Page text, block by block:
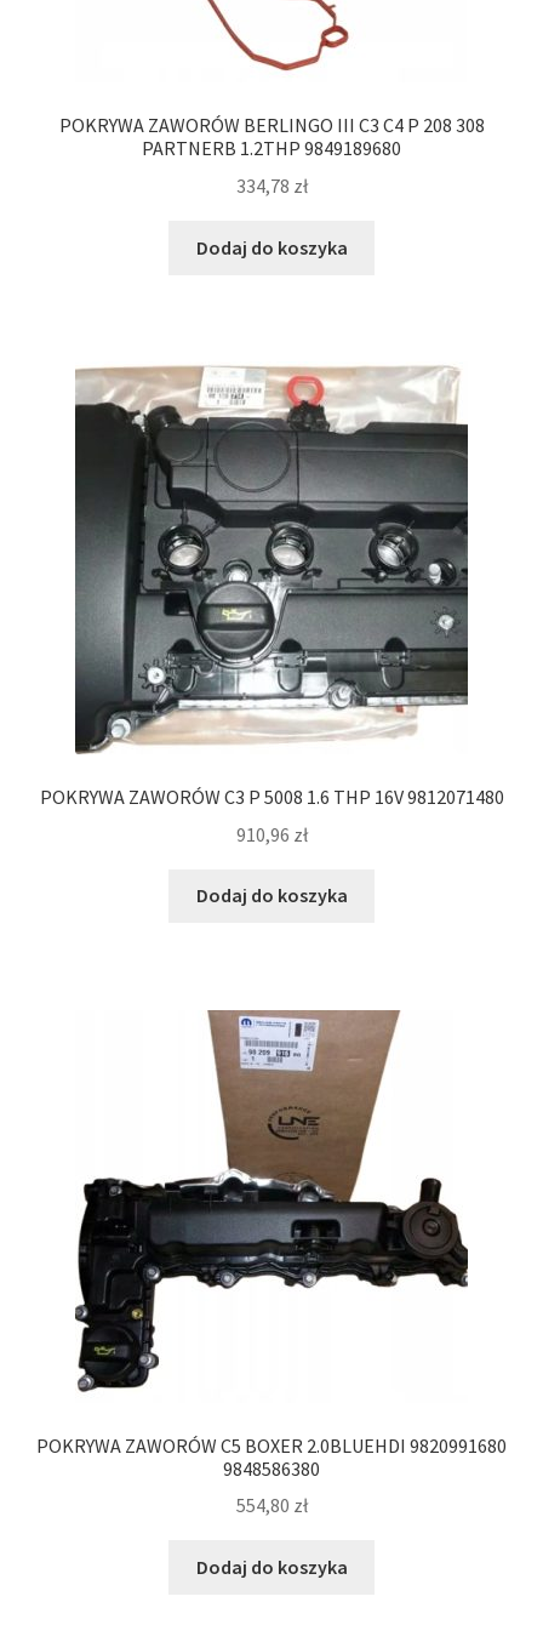
POKRYWA ZAWORÓW BERLINGO III C3 C4 P 208 308
PARTNERB 1.2THP 9849189680
334,78 zł
Dodaj do koszyka
POKRYWA ZAWORÓW C3 P 5008 1.6 THP 16V 9812071480
910,96 zł
Dodaj do koszyka
POKRYWA ZAWORÓW C5 BOXER 2.0BLUEHDI 9820991680
9848586380
554,80 zł
Dodaj do koszyka